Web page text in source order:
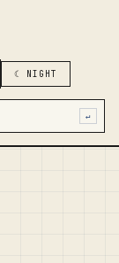
↵
☾ NIGHT